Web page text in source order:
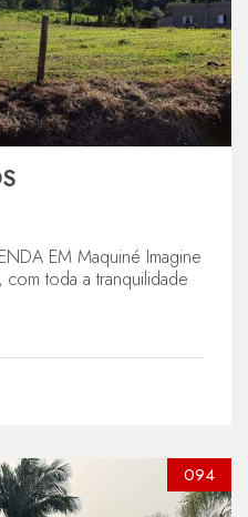
EM Maquiné Imagine
toda a tranquilidade
094